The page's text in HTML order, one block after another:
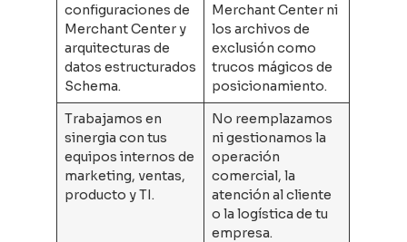
configuraciones de
Merchant Center y
arquitecturas de
datos estructurados
Schema.
Merchant Center ni
los archivos de
exclusión como
trucos mágicos de
posicionamiento.
Trabajamos en
sinergia con tus
equipos internos de
marketing, ventas,
producto y TI.
No reemplazamos
ni gestionamos la
operación
comercial, la
atención al cliente
o la logística de tu
empresa.